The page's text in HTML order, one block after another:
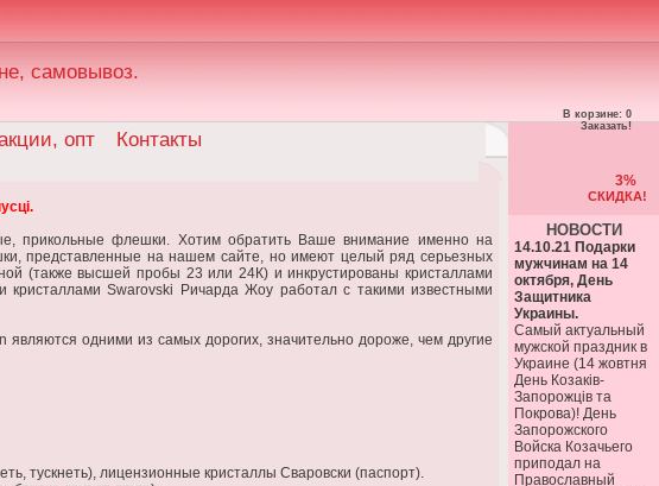
самовывоз.
В корзине: 0
Заказать!
опт Контакты
прикольные флешки. Хотим обратить Ваше внимание именно на
представленные на нашем сайте, но имеют целый ряд серьезных
(также высшей пробы 23 или 24К) и инкрустированы кристаллами
Swarovski Ричарда Жоу работал с такими известными
являются одними из самых дорогих, значительно дороже, чем другие
тускнеть), лицензионные кристаллы Сваровски (паспорт).
3%
СКИДКА!
НОВОСТИ
14.10.21 Подарки
мужчинам на 14
октября, День
Защитника
Украины.
Самый актуальный
мужской праздник в
Украине (14 жовтня
День Козаків-
Запорожців та
Покрова)! День
Запорожского
Войска Козачьего
приподал на
Православный